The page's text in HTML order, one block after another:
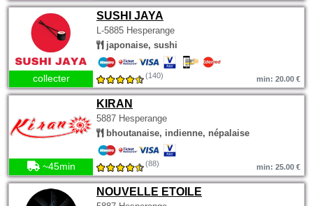
SUSHI JAYA
L-5885 Hesperange
japonaise, sushi
collecter (140) min: 20.00 €
KIRAN
5887 Hesperange
bhoutanaise, indienne, népalaise
~45min (88) min: 25.00 €
NOUVELLE ETOILE